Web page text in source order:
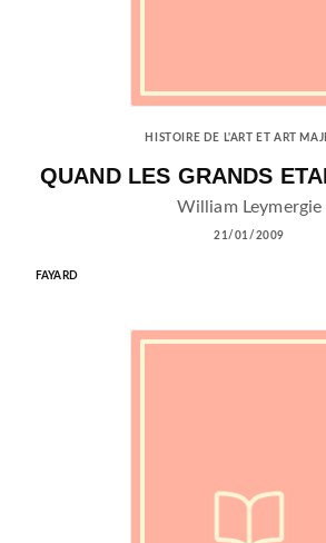
HISTOIRE DE L'ART ET ART
QUAND LES GRANDS
William Leymergie
21/01/2009
FAYARD